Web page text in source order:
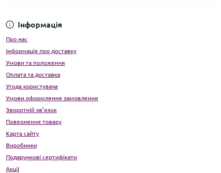
Інформація
Про нас
Інформація про доставку
Умови та положення
Оплата та доставка
Угода користувача
Умови оформлення замовлення
Зворотній зв’язок
Повернення товару
Карта сайту
Виробники
Подарункові сертифікати
Акції